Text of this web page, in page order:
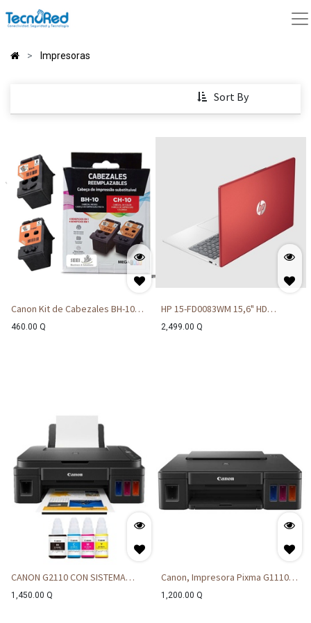
Impresoras
Sort By
Canon Kit de Cabezales BH-10
CH-10 Color y Negro
460.00 Q
HP 15-FD0083WM 15,6" HD
Pentium N200 1,8 GHz 4 GB RAM
2,499.00 Q
CANON G2110 CON SISTEMA
CONTINUO DE FABRICA
1,450.00 Q
Canon, Impresora Pixma G1110,
Sistema de tinta Continuo
1,200.00 Q